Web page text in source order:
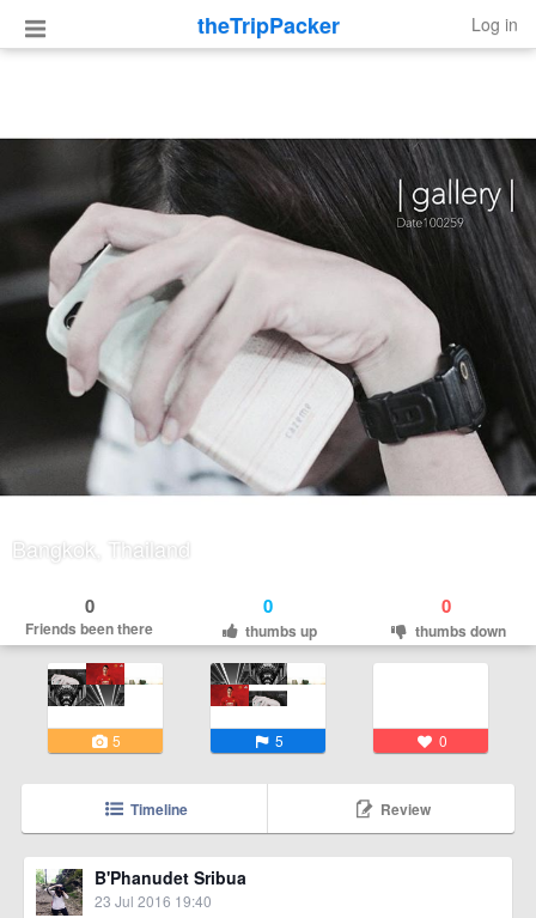
theTripPacker Log in
Bangkok, Thailand
0
Friends been there
0
thumbs up
0
thumbs down
5 5 0
Timeline Review
B'Phanudet Sribua
23 Jul 2016 19:40